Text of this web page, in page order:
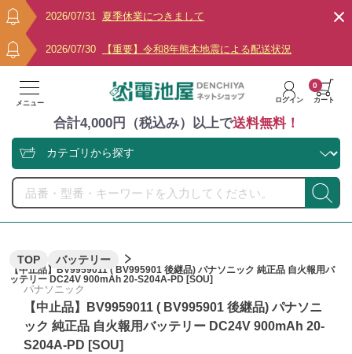
2026/07/31 夏季休業につきまして
2026/07/30 【重要】令和8年熊本地震による配送状況
メニュー ログイン カート
0
合計4,000円（税込み）以上で送料無料！
TOP バッテリー
【中止品】BV9959011 ( BV995901 後継品) パナソニック 純正品 自火報用バ
ッテリー DC24V 900mAh 20-S204A-PD [SOU]
パナソニック
【中止品】BV9959011 ( BV995901 後継品) パナソニ
ック 純正品 自火報用バッテリー DC24V 900mAh 20-
S204A-PD [SOU]